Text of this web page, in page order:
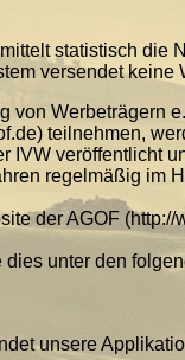
statistisch
versendet keine
Werbeträgern
teilnehmen,
veröffentlicht
regelmäßig im
der AGOF
unter den
unsere